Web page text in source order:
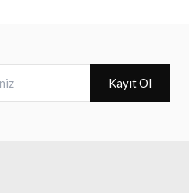
Kayıt Ol